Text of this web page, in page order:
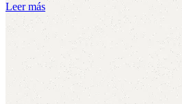
Leer más